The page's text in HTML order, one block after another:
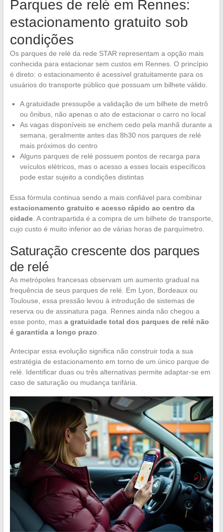
Parques de relé em Rennes:
estacionamento gratuito sob
condições
Os parques de relé da rede STAR representam a opção mais
conhecida para estacionar sem custos em Rennes. O princípio
é direto: o estacionamento é acessível gratuitamente para os
usuários do transporte público que possuam um bilhete válido.
A gratuidade pressupõe a validação de um bilhete de metrô
ou ônibus, não apenas o ato de estacionar o carro no local
As vagas disponíveis se enchem cedo pela manhã durante a
semana, geralmente antes das 8h30 nos parques de relé
mais próximos do centro
Alguns parques de relé possuem pontos de recarga para
veículos elétricos, mas o acesso a esses locais específicos
pode estar sujeito a condições distintas
Essa fórmula continua sendo a mais confiável para combinar
estacionamento gratuito e acesso rápido ao centro da
cidade. A contrapartida é a compra de um bilhete de transporte,
cujo custo é muito inferior ao de várias horas de parquímetro.
Saturação crescente dos parques
de relé
As metrópoles francesas observam um aumento gradual na
frequência de seus parques de relé. Em Lyon, Bordeaux ou
Toulouse, essa pressão levou à introdução de sistemas de
reserva ou de assinatura paga. Rennes ainda não chegou a
esse ponto, mas a gratuidade total dos parques de relé não
é garantida a longo prazo
Antecipar essa evolução significa não construir toda a sua
estratégia de estacionamento em torno de um único parque de
relé. Identificar duas ou três alternativas permite adaptar-se em
caso de saturação ou mudança tarifária.